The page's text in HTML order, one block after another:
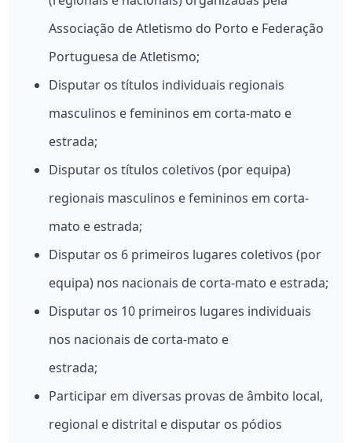
Associação de Atletismo do Porto e Federação
Portuguesa de Atletismo;
Disputar os títulos individuais regionais
masculinos e femininos em corta-mato e
estrada;
Disputar os títulos coletivos (por equipa)
regionais masculinos e femininos em corta-
mato e estrada;
Disputar os 6 primeiros lugares coletivos (por
equipa) nos nacionais de corta-mato e estrada;
Disputar os 10 primeiros lugares individuais
nos nacionais de corta-mato e
estrada;
Participar em diversas provas de âmbito local,
regional e distrital e disputar os pódios